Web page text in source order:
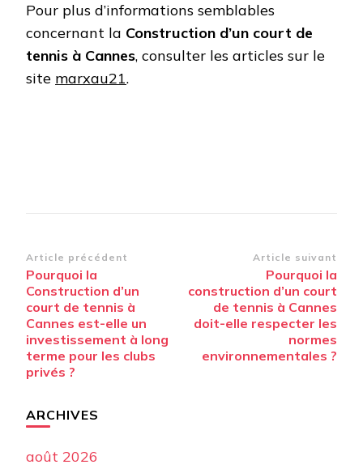
Pour plus d’informations semblables
concernant la Construction d’un court de
tennis à Cannes, consulter les articles sur le
site marxau21.
Navigation
d’article
Article précédent
Pourquoi la
Construction d’un
court de tennis à
Cannes est-elle un
investissement à long
terme pour les clubs
privés ?
Article suivant
Pourquoi la
construction d’un court
de tennis à Cannes
doit-elle respecter les
normes
environnementales ?
ARCHIVES
août 2026